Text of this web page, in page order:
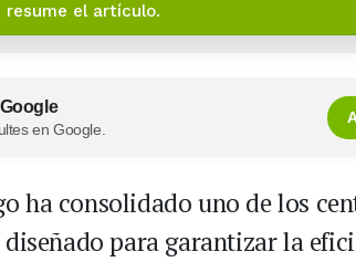
resume el artículo.
en Google.
ha consolidado uno de los
para garantizar la